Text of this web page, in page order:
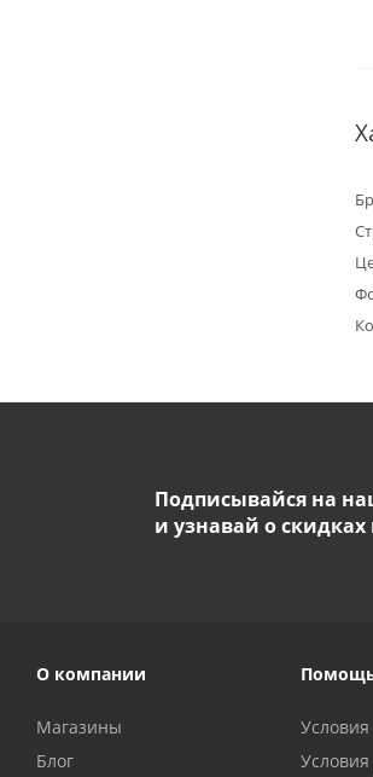
Подписывайся на
и узнавай о
О компании
Магазины
Блог
Условия